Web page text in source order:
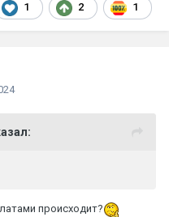
1 2 1
происходит?